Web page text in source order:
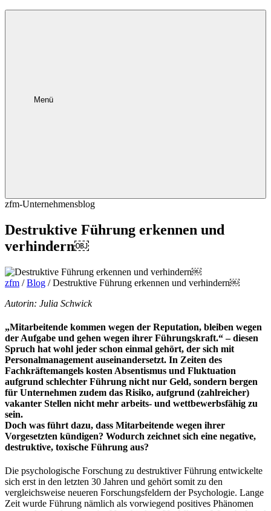
Menü
zfm-Unternehmensblog
Destruktive Führung erkennen und
verhindern￼
zfm /Blog /Destruktive Führung erkennen und verhindern￼
Autorin: Julia Schwick
„Mitarbeitende kommen wegen der Reputation, bleiben wegen
der Aufgabe und gehen wegen ihrer Führungskraft.“ – diesen
Spruch hat wohl jeder schon einmal gehört, der sich mit
Personalmanagement auseinandersetzt. In Zeiten des
Fachkräftemangels kosten Absentismus und Fluktuation
aufgrund schlechter Führung nicht nur Geld, sondern bergen
für Unternehmen zudem das Risiko, aufgrund (zahlreicher)
vakanter Stellen nicht mehr arbeits- und wettbewerbsfähig zu
sein.
Doch was führt dazu, dass Mitarbeitende wegen ihrer
Vorgesetzten kündigen? Wodurch zeichnet sich eine negative,
destruktive, toxische Führung aus?
Die psychologische Forschung zu destruktiver Führung entwickelte
sich erst in den letzten 30 Jahren und gehört somit zu den
vergleichsweise neueren Forschungsfeldern der Psychologie. Lange
Zeit wurde Führung nämlich als vorwiegend positives Phänomen